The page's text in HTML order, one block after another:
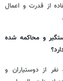
از قدرت و اعمال
و محاکمه شده
این در دسامبر 2013 نیز دو نفر از دوستیاران و